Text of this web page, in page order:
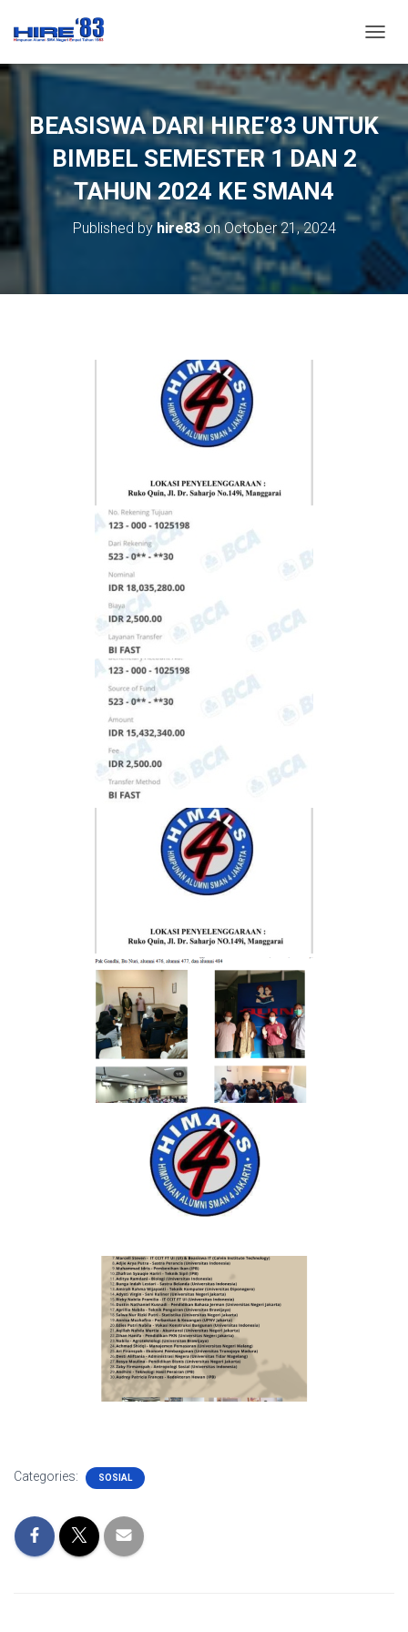
O
G
G
L
E
V
G
T
O
BEASISWA DARI HIRE’83 UNTUK
BIMBEL SEMESTER 1 DAN 2
TAHUN 2024 KE SMAN4
Published byhire83onOctober 21, 2024
Categories: SOSIAL